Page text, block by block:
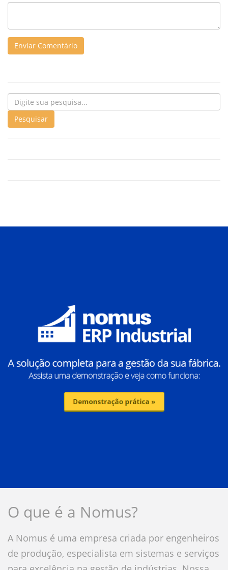
O que é a Nomus?
A Nomus é uma empresa criada por engenheiros
de produção, especialista em sistemas e serviços